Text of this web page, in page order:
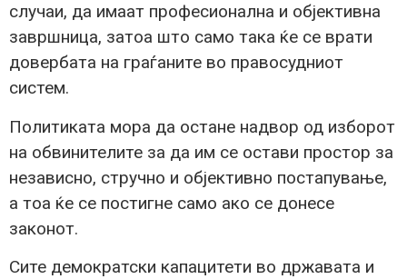
случаи, да имаат професионална и објективна
завршница, затоа што само така ќе се врати
довербата на граѓаните во правосудниот
систем.
Политиката мора да остане надвор од изборот
на обвинителите за да им се остави простор за
независно, стручно и објективно постапување,
а тоа ќе се постигне само ако се донесе
законот.
Сите демократски капацитети во државата и